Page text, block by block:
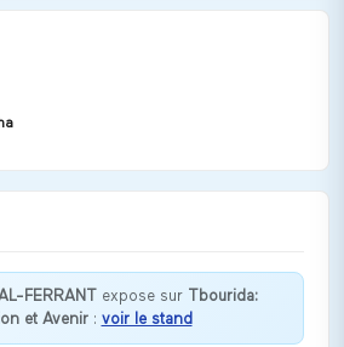
FERRANT expose sur
Tbourida:
et Avenir: voir le stand